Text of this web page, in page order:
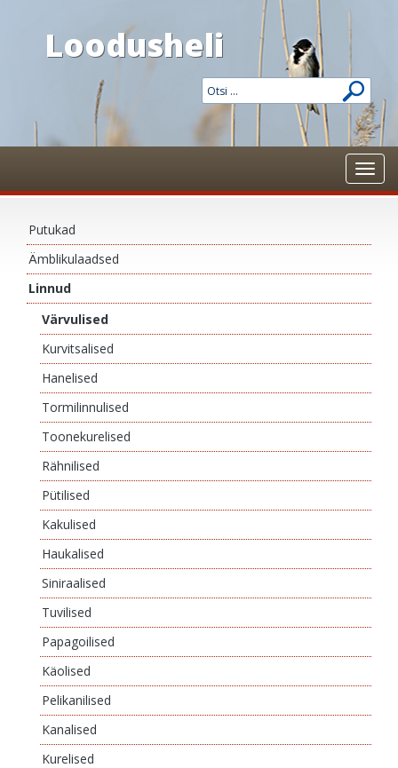
Loodusheli
Putukad
Ämblikulaadsed
Linnud
Värvulised
Kurvitsalised
Hanelised
Tormilinnulised
Toonekurelised
Rähnilised
Pütilised
Kakulised
Haukalised
Siniraalised
Tuvilised
Papagoilised
Käolised
Pelikanilised
Kanalised
Kurelised